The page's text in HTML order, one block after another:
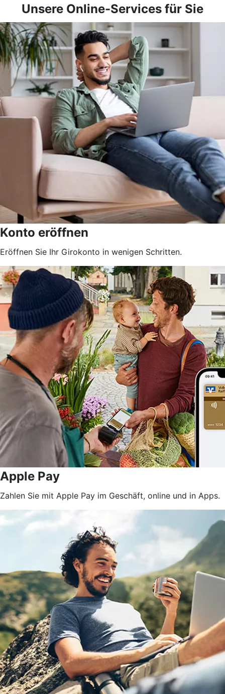
Unsere Online-Services für Sie
Konto eröffnen
Eröffnen Sie Ihr Girokonto in wenigen Schritten.
Apple Pay
Zahlen Sie mit Apple Pay im Geschäft, online und in Apps.